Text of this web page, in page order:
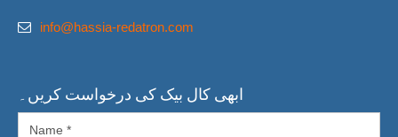
info@hassia-redatron.com
ابھی کال بیک کی درخواست کریں۔